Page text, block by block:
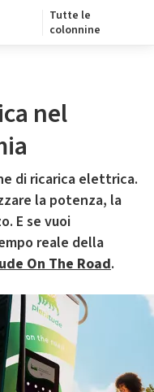
Tutte le
colonnine
nel
di ricarica elettrica.
la potenza, la
E se vuoi
reale della
On The Road.